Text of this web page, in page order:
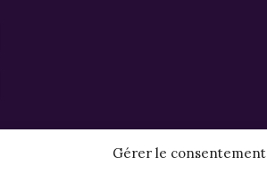
Gérer le consentement